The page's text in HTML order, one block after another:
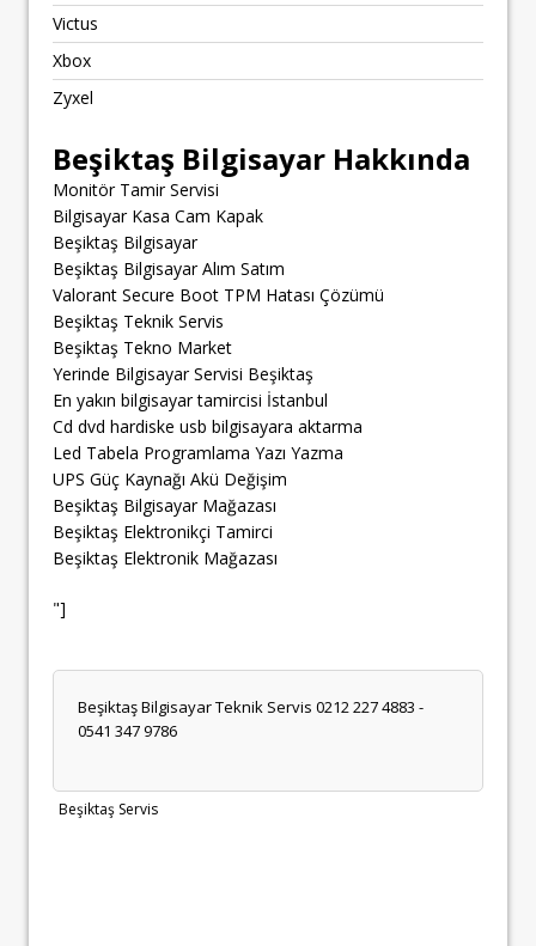
Victus
Xbox
Zyxel
Beşiktaş Bilgisayar Hakkında
Monitör Tamir Servisi
Bilgisayar Kasa Cam Kapak
Beşiktaş Bilgisayar
Beşiktaş Bilgisayar Alım Satım
Valorant Secure Boot TPM Hatası Çözümü
Beşiktaş Teknik Servis
Beşiktaş Tekno Market
Yerinde Bilgisayar Servisi Beşiktaş
En yakın bilgisayar tamircisi İstanbul
Cd dvd hardiske usb bilgisayara aktarma
Led Tabela Programlama Yazı Yazma
UPS Güç Kaynağı Akü Değişim
Beşiktaş Bilgisayar Mağazası
Beşiktaş Elektronikçi Tamirci
Beşiktaş Elektronik Mağazası
"]
Beşiktaş Bilgisayar Teknik Servis 0212 227 4883 -
0541 347 9786
Beşiktaş Servis